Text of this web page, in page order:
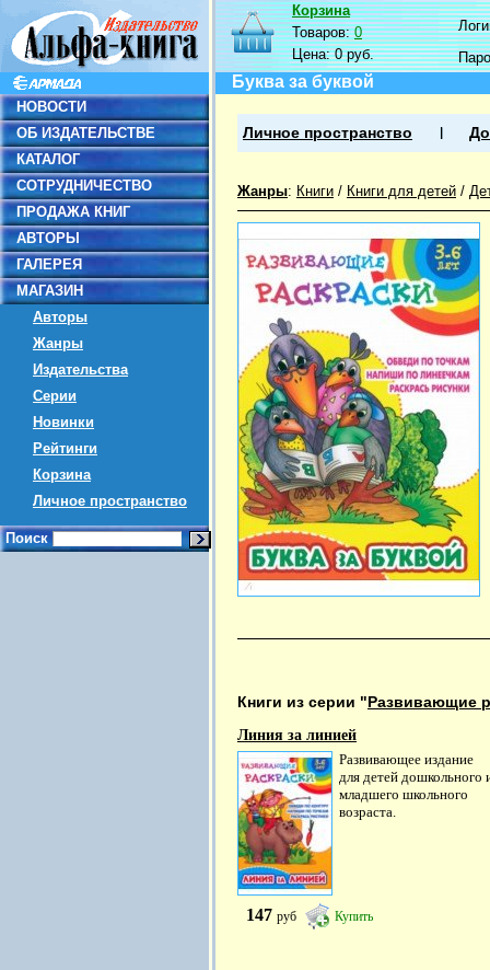
НОВОСТИ
ОБ ИЗДАТЕЛЬСТВЕ
КАТАЛОГ
СОТРУДНИЧЕСТВО
ПРОДАЖА КНИГ
АВТОРЫ
ГАЛЕРЕЯ
МАГАЗИН
Авторы
Жанры
Издательства
Серии
Новинки
Рейтинги
Корзина
Личное пространство
Поиск
Корзина
Товаров:0
Цена:0 руб.
Буква за буквой
Личное пространство
Жанры: Книги / Книги для детей /
Книги из серии "Развивающие
Линия за линией
Развивающее издание
для детей дошкольного
младшего школьного
возраста.
147 руб Купить